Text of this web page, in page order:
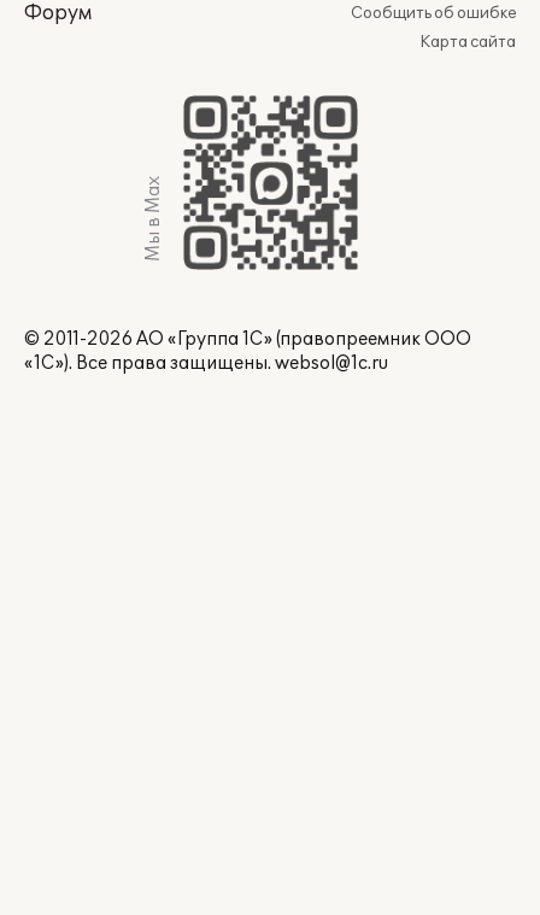
Форум
Сообщить об ошибке
Карта сайта
Мы в Max
© 2011-2026 АО «Группа 1С» (правопреемник ООО
«1С»). Все права защищены. websol@1c.ru